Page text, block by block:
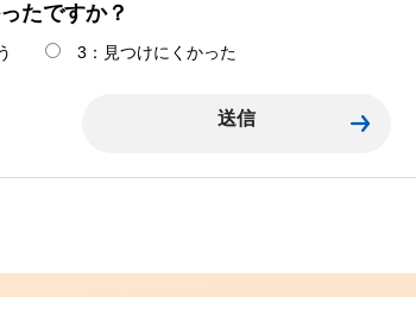
たですか？
3：見つけにくかった